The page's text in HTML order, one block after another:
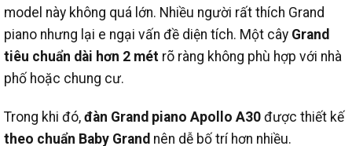
model này không quá lớn. Nhiều người rất thích Grand
piano nhưng lại e ngại vấn đề diện tích. Một cây Grand
tiêu chuẩn dài hơn 2 mét rõ ràng không phù hợp với nhà
phố hoặc chung cư.
Trong khi đó, đàn Grand piano Apollo A30 được thiết kế
theo chuẩn Baby Grand nên dễ bố trí hơn nhiều.